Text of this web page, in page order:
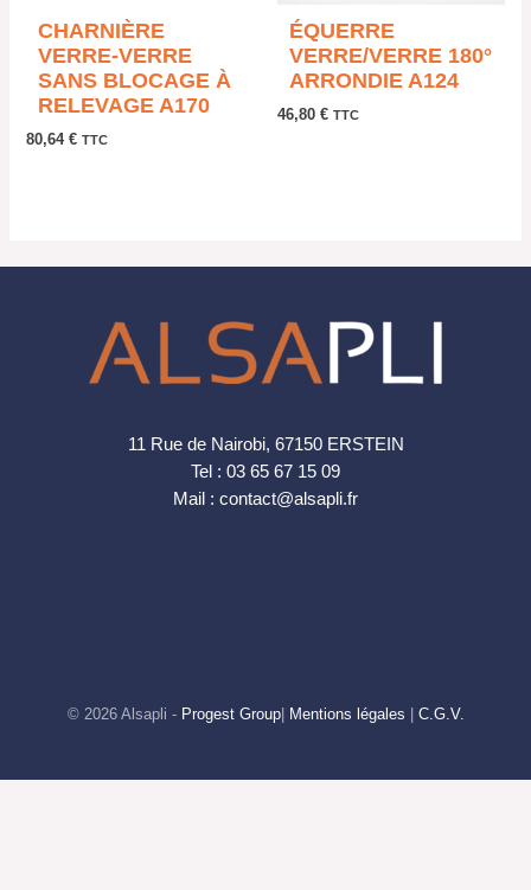
CHARNIÈRE
VERRE-VERRE
SANS BLOCAGE À
RELEVAGE A170
80,64€ TTC
ÉQUERRE
VERRE/VERRE 180°
ARRONDIE A124
46,80 € TTC
11 Rue de Nairobi, 67150 ERSTEIN
Tel : 03 65 67 15 09
Mail : contact@alsapli.fr
© 2026 Alsapli - Progest Group| Mentions légales C.G.V.